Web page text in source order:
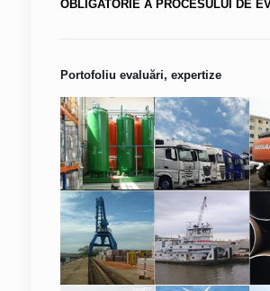
OBLIGATORIE A PROCESULUI DE
Portofoliu evaluări, expertize